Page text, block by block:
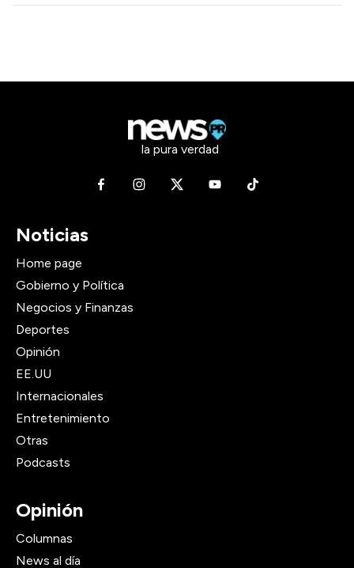
la pura verdad
Noticias
Home page
Gobierno y Política
Negocios y Finanzas
Deportes
Opinión
EE.UU
Internacionales
Entretenimiento
Otras
Podcasts
Opinión
Columnas
News al día